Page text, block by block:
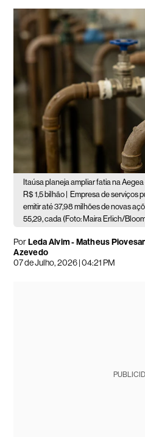
Itaúsa planeja ampliar fatia na
R$ 1,5 bilhão |
Empresa de serviços
emitir até 37,98 milhões de novas
55,29, cada (Foto: Maira Erlich/
PorLeda Alvim - Matheus
Azevedo
07 de Julho, 2026 | 04:21 PM